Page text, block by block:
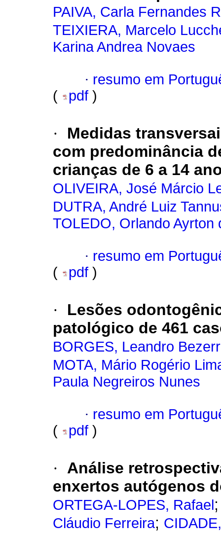
PAIVA, Carla Fernandes
TEIXIERA, Marcelo
Karina Andrea Novaes
· resumo em
(
pdf )
·
Medidas
com predominância
crianças de 6 a 14
OLIVEIRA, José Márcio
DUTRA, André Luiz
TOLEDO, Orlando Ayrton
· resumo em
(
pdf )
·
Lesões
patológico de 461
BORGES, Leandro
MOTA, Mário Rogério
Paula Negreiros Nunes
· resumo em
(
pdf )
·
Análise
enxertos autógenos
ORTEGA-LOPES, Rafael
Cláudio Ferreira;